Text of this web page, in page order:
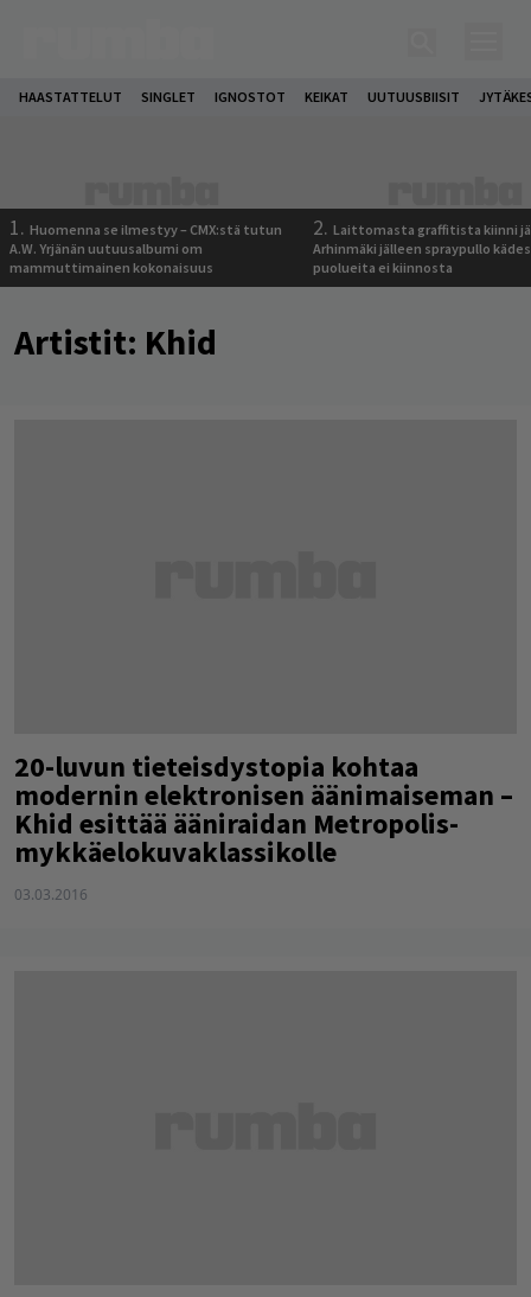
HAASTATTELUT SINGLET IGNOSTOT KEIKAT UUTUUSBIISIT
1. Huomenna se ilmestyy – CMX:stä tutun
A.W. Yrjänän uutuusalbumi om
mammuttimainen kokonaisuus
2. Laittomasta graffitista kiinni
Arhinmäki jälleen spraypullo
puolueita ei kiinnosta
Artistit: Khid
20-luvun tieteisdystopia kohtaa
modernin elektronisen äänimaiseman –
Khid esittää ääniraidan Metropolis-
mykkäelokuvaklassikolle
03.03.2016